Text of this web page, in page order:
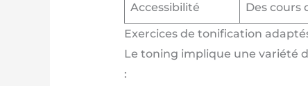
Accessibilité
Des cours
Exercices de tonification
Le toning implique une variété
: